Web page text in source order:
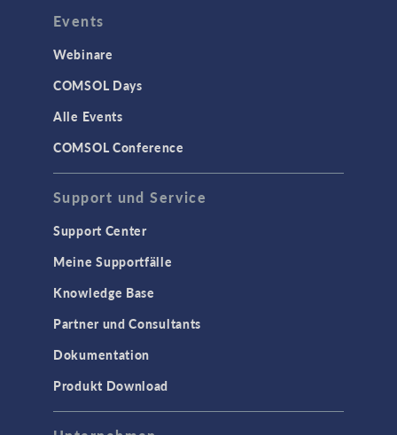
Events
Webinare
COMSOL Days
Alle Events
COMSOL Conference
Support und Service
Support Center
Meine Supportfälle
Knowledge Base
Partner und Consultants
Dokumentation
Produkt Download